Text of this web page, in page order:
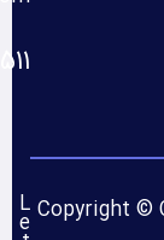
312 1+
Copyright ©
L
e